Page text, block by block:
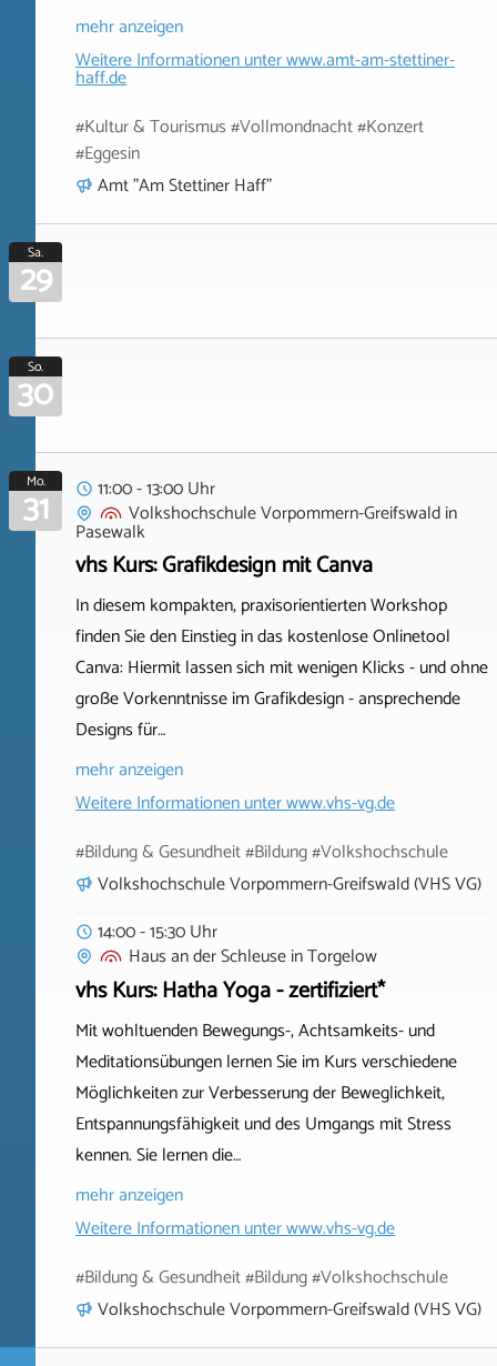
mehr anzeigen
Weitere Informationen unterwww.amt-am-stettiner-
haff.de
#Kultur & Tourismus #Vollmondnacht #Konzert
#Eggesin
Amt "Am Stettiner Haff"
Sa.
29
So.
30
Mo.
31
11:00 - 13:00 Uhr
Volkshochschule Vorpommern-Greifswaldin
Pasewalk
vhs Kurs: Grafikdesign mit Canva
In diesem kompakten, praxisorientierten Workshop
finden Sie den Einstieg in das kostenlose Onlinetool
Canva: Hiermit lassen sich mit wenigen Klicks - und ohne
große Vorkenntnisse im Grafikdesign - ansprechende
Designs für…
mehr anzeigen
Weitere Informationen unterwww.vhs-vg.de
#Bildung & Gesundheit #Bildung #Volkshochschule
Volkshochschule Vorpommern-Greifswald (VHS VG)
14:00 - 15:30 Uhr
Haus an der SchleuseinTorgelow
vhs Kurs: Hatha Yoga - zertifiziert*
Mit wohltuenden Bewegungs-, Achtsamkeits- und
Meditationsübungen lernen Sie im Kurs verschiedene
Möglichkeiten zur Verbesserung der Beweglichkeit,
Entspannungsfähigkeit und des Umgangs mit Stress
kennen. Sie lernen die…
mehr anzeigen
Weitere Informationen unterwww.vhs-vg.de
#Bildung & Gesundheit #Bildung #Volkshochschule
Volkshochschule Vorpommern-Greifswald (VHS VG)